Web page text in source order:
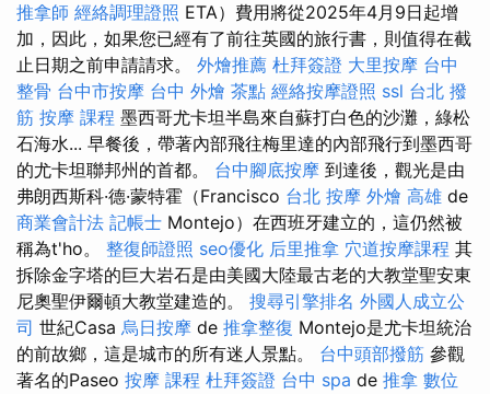
推拿師 經絡調理證照 ETA）費用將從2025年4月9日起增
加，因此，如果您已經有了前往英國的旅行書，則值得在截
止日期之前申請請求。 外燴推薦 杜拜簽證 大里按摩 台中
整骨 台中市按摩 台中 外燴 茶點 經絡按摩證照 ssl 台北 撥
筋 按摩 課程 墨西哥尤卡坦半島來自蘇打白色的沙灘，綠松
石海水... 早餐後，帶著內部飛往梅里達的內部飛行到墨西哥
的尤卡坦聯邦州的首都。 台中腳底按摩 到達後，觀光是由
弗朗西斯科·德·蒙特霍（Francisco 台北 按摩 外燴 高雄 de
商業會計法 記帳士 Montejo）在西班牙建立的，這仍然被
稱為t'ho。 整復師證照 seo優化 后里推拿 穴道按摩課程 其
拆除金字塔的巨大岩石是由美國大陸最古老的大教堂聖安東
尼奧聖伊爾頓大教堂建造的​​。 搜尋引擎排名 外國人成立公
司 世紀Casa 烏日按摩 de 推拿整復 Montejo是尤卡坦統治
的前故鄉，這是城市的所有迷人景點。 台中頭部撥筋 參觀
著名的Paseo 按摩 課程 杜拜簽證 台中 spa de 推拿 數位